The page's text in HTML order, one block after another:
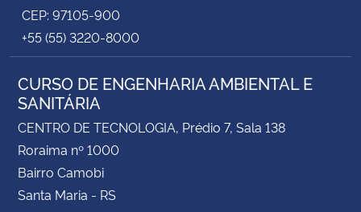
CEP: 97105-900
+55 (55) 3220-8000
CURSO DE ENGENHARIA AMBIENTAL E
SANITÁRIA
CENTRO DE TECNOLOGIA, Prédio 7, Sala 138
Roraima nº 1000
Bairro Camobi
Santa Maria - RS